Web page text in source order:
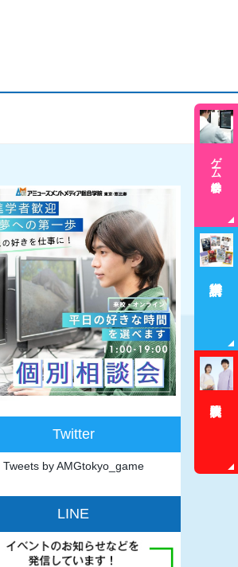
Twitter
Tweets by AMGtokyo_game
LINE
ゲーム学科